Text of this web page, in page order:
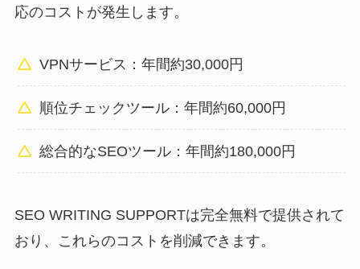
応のコストが発生します。
VPNサービス：年間約30,000円
順位チェックツール：年間約60,000円
総合的なSEOツール：年間約180,000円
SEO WRITING SUPPORTは完全無料で提供されて
おり、これらのコストを削減できます。